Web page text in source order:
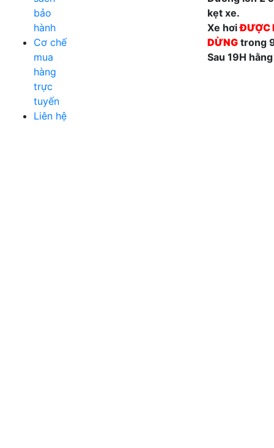
bảo
hành
Cơ chế
mua
hàng
trực
tuyến
Liên hệ
kẹt xe.
Xe hơiĐƯỢC
DỪNG trong
Sau 19H